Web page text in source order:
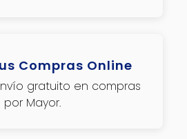
Compras Online
gratuito en compras
por Mayor.